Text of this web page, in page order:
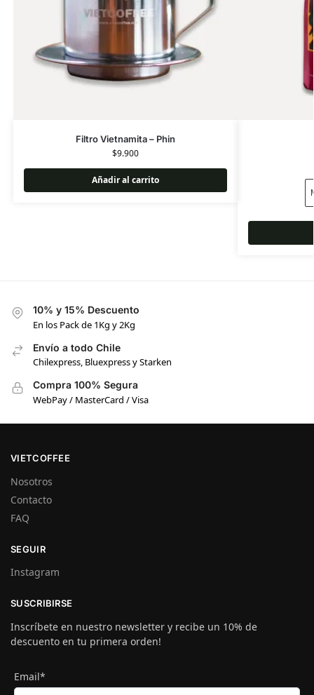
Filtro Vietnamita – Phin
$9.900
Añadir al carrito
10% y 15% Descuento
En los Pack de 1Kg y 2Kg
Envío a todo Chile
Chilexpress, Bluexpress y Starken
Compra 100% Segura
WebPay / MasterCard / Visa
VIETCOFFEE
Nosotros
Contacto
FAQ
SEGUIR
Instagram
SUSCRIBIRSE
Inscríbete en nuestro newsletter y recibe un 10% de
descuento en tu primera orden!
Email*